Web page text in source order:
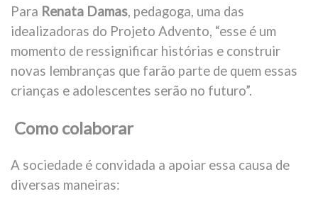
Para Renata Damas, pedagoga, uma das
idealizadoras do Projeto Advento, “esse é um
momento de ressignificar histórias e construir
novas lembranças que farão parte de quem essas
crianças e adolescentes serão no futuro”.
Como colaborar
A sociedade é convidada a apoiar essa causa de
diversas maneiras: